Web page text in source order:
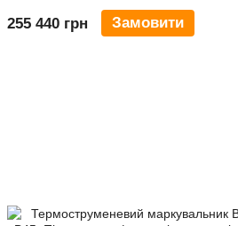
255 440 грн Замовити